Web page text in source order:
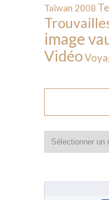
Taïwan 2008
image
Vidéo